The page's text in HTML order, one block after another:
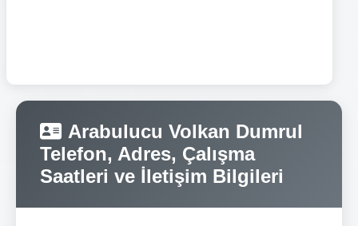
Arabulucu Volkan Dumrul
Telefon, Adres, Çalışma
Saatleri ve İletişim Bilgileri